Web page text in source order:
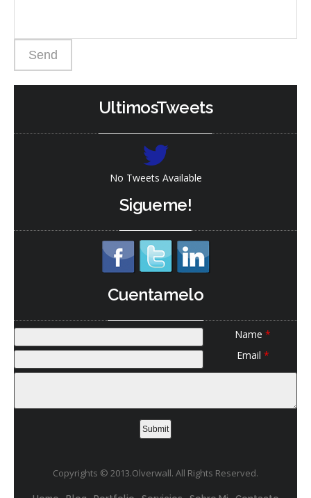
UltimosTweets
No Tweets Available
Sigueme!
Cuentamelo
Name*
Email *
Copyrights © 2013.Olverwall. All Rights Reserved.